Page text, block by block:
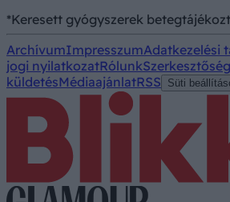
*Keresett gyógyszerek
ArchívumImpresszumAdatkezelési
jogi nyilatkozatRólunk
küldetésMédiaajánlatRSS Süti